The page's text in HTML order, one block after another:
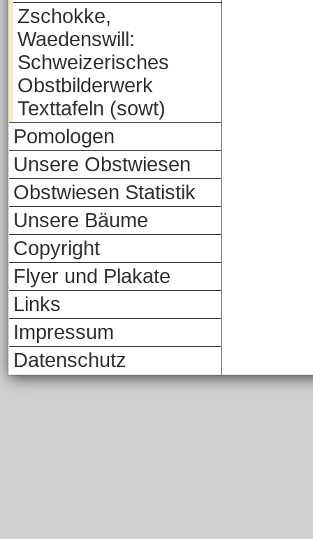
Zschokke,
Waedenswill:
Schweizerisches
Obstbilderwerk
Texttafeln (sowt)
Pomologen
Unsere Obstwiesen
Obstwiesen Statistik
Unsere Bäume
Copyright
Flyer und Plakate
Links
Impressum
Datenschutz